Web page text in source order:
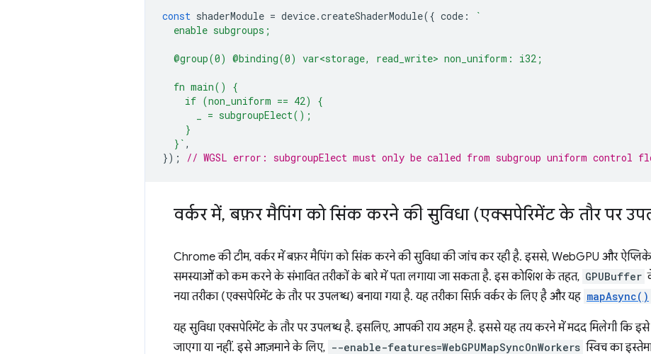
const shaderModule = device.createShaderModule({ code :
`
  enable subgroups;
  @group(0) @binding(0) var<storage, read_write> non_uniform: i32;
  fn main() {
    if (non_uniform == 42) {
      _ = subgroupElect();
    }
  }`
,
});
// WGSL error: subgroupElect must only be called from subgroup uniform control
वर्कर में, बफ़र मैपिंग को सिंक करने की सुविधा (एक्सपेरिमेंट के तौर पर
Chrome की टीम, वर्कर में बफ़र मैपिंग को सिंक करने की सुविधा की जांच कर रही है. इससे, WebGPU और
समस्याओं को कम करने के संभावित तरीकों के बारे में पता लगाया जा सकता है. इस कोशिश के तहत, GPUBuffer
नया तरीका (एक्सपेरिमेंट के तौर पर उपलब्ध) बनाया गया है. यह तरीका सिर्फ़ वर्कर के लिए है और यह mapAsync()
यह सुविधा एक्सपेरिमेंट के तौर पर उपलब्ध है. इसलिए, आपकी राय अहम है. इससे यह तय करने में मदद मिलेगी कि इसे
जाएगा या नहीं. इसे आज़माने के लिए, --enable-features=WebGPUMapSyncOnWorkers स्विच का